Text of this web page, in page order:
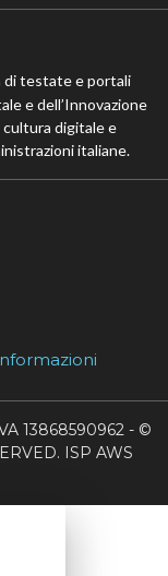
di testate e portali
e dell’Innovazione
cultura digitale e
italiane.
13868590962 - ©
ISP AWS